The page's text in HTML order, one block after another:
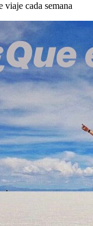
viaje cada semana